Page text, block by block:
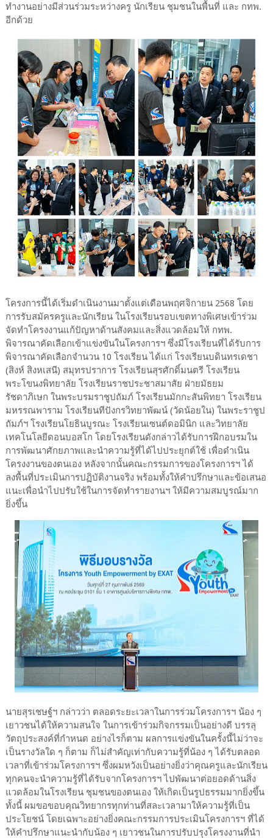
ทำงานอย่างมีส่วนร่วมระหว่างครู นักเรียน ชุมชนในพื้นที่ และ กทพ.
อีกด้วย
โครงการนี้ได้เริ่มดำเนินงานมาตั้งแต่เดือนพฤศจิกายน 2568 โดย
การรับสมัครครูและนักเรียน ในโรงเรียนรอบเขตทางพิเศษเข้าร่วม
จัดทำโครงงานแก้ปัญหาด้านสังคมและสิ่งแวดล้อมให้ กทพ.
พิจารณาคัดเลือกเข้าแข่งขันในโครงการฯ ซึ่งมีโรงเรียนที่ได้รับการ
พิจารณาคัดเลือกจำนวน 10 โรงเรียน ได้แก่ โรงเรียนบดินทรเดชา
(สิงห์ สิงหเสนี) สมุทรปราการ โรงเรียนสุรศักดิ์มนตรี โรงเรียน
พระโขนงพิทยาลัย โรงเรียนราชประชาสมาสัย ฝ่ายมัธยม
รัชดาภิเษก ในพระบรมราชูปถัมภ์ โรงเรียนมักกะสันพิทยา โรงเรียน
มหรรณพาราม โรงเรียนทีปังกรวิทยาพัฒน์ (วัดน้อยใน) ในพระราชูป
ถัมภ์ฯ โรงเรียนโยธินบูรณะ โรงเรียนเซนต์ดอมินิก และวิทยาลัย
เทคโนโลยีดอนบอสโก โดยโรงเรียนดังกล่าวได้รับการฝึกอบรมใน
การพัฒนาศักยภาพและนำความรู้ที่ได้ไปประยุกต์ใช้ เพื่อดำเนิน
โครงงานของตนเอง หลังจากนั้นคณะกรรมการของโครงการฯ ได้
ลงพื้นที่ประเมินการปฏิบัติงานจริง พร้อมทั้งให้คำปรึกษาและข้อเสนอ
แนะเพื่อนำไปปรับใช้ในการจัดทำรายงานฯ ให้มีความสมบูรณ์มาก
ยิ่งขึ้น
นายสุรเชษฐ์ฯ กล่าวว่า ตลอดระยะเวลาในการร่วมโครงการฯ น้อง ๆ
เยาวชนได้ให้ความสนใจ ในการเข้าร่วมกิจกรรมเป็นอย่างดี บรรลุ
วัตถุประสงค์ที่กำหนด อย่างไรก็ตาม ผลการแข่งขันในครั้งนี้ไม่ว่าจะ
เป็นรางวัลใด ๆ ก็ตาม ก็ไม่สำคัญเท่ากับความรู้ที่น้อง ๆ ได้รับตลอด
เวลาที่เข้าร่วมโครงการฯ ซึ่งผมหวังเป็นอย่างยิ่งว่าคุณครูและนักเรียน
ทุกคนจะนำความรู้ที่ได้รับจากโครงการฯ ไปพัฒนาต่อยอดด้านสิ่ง
แวดล้อมในโรงเรียน ชุมชนของตนเอง ให้เกิดเป็นรูปธรรมมากยิ่งขึ้น
ทั้งนี้ ผมขอขอบคุณวิทยากรทุกท่านที่สละเวลามาให้ความรู้ที่เป็น
ประโยชน์ โดยเฉพาะอย่างยิ่งคณะกรรมการประเมินโครงการฯ ที่ได้
ให้คำปรึกษาแนะนำกับน้อง ๆ เยาวชนในการปรับปรุงโครงงานที่นำ